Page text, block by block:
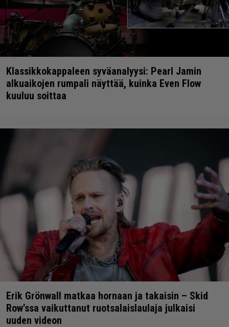
Klassikkokappaleen syväanalyysi: Pearl Jamin
alkuaikojen rumpali näyttää, kuinka Even Flow
kuuluu soittaa
Erik Grönwall matkaa hornaan ja takaisin – Skid
Row’ssa vaikuttanut ruotsalaislaulaja julkaisi
uuden videon